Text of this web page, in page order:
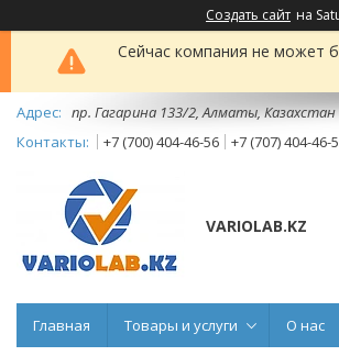
Создать сайт на
Сейчас компания не может
пр. Гагарина 133/2, Алматы, Казахстан
+7 (700) 404-46-56
+7 (707) 404-46-
VARIOLAB.KZ
Главная Товары и услуги О нас